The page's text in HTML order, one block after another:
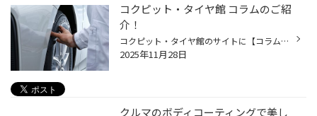
コクピット・タイヤ館 コラムのご紹
介！
コクピット・タイヤ館のサイトに【コラム】があるのはご存知でしょうか。 みなさんのおクルマのお悩みやタイヤに関するコラム記事を掲載しております。 この度は、『アライメント』や『コーティング』などのおクルマのメンテナンス、 タイヤに関連するコラム記事を掲載いたしました。 点検や交換の...
2025年11月28日
クルマのボディコーティングで美し